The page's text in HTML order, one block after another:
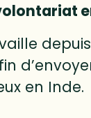
en Inde.